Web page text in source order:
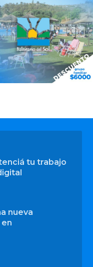
tu trabajo
nueva